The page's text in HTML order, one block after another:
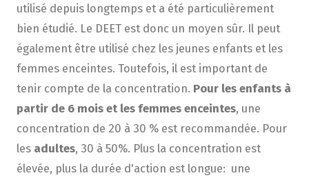
utilisé depuis longtemps et a été particulièrement
bien étudié. Le DEET est donc un moyen sûr. Il peut
également être utilisé chez les jeunes enfants et les
femmes enceintes. Toutefois, il est important de
tenir compte de la concentration. Pour les enfants à
partir de 6 mois et les femmes enceintes, une
concentration de 20 à 30 % est recommandée. Pour
les adultes, 30 à 50%. Plus la concentration est
élevée, plus la durée d'action est longue: une